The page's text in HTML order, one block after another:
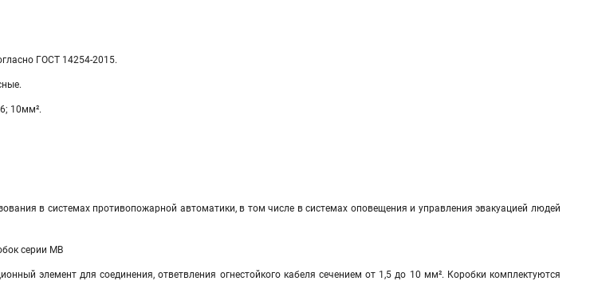
ГОСТ 14254-2015.
10мм².
в системах противопожарной автоматики, в том числе в системах оповещения и управления эвакуацией людей
серии МВ
элемент для соединения, ответвления огнестойкого кабеля сечением от 1,5 до 10 мм². Коробки комплектуются